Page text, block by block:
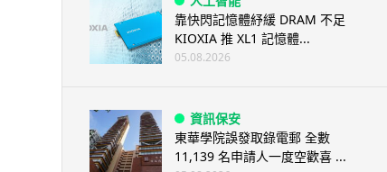
靠快閃記憶體紓緩 DRAM 不足
KIOXIA 推 XL1 記憶體...
05.08.2026
資訊保安
東華學院誤發取錄電郵 全數
11,139 名申請人一度空歡喜 ...